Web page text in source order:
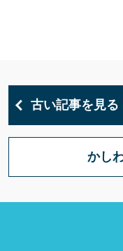
古い記事を見る
かし